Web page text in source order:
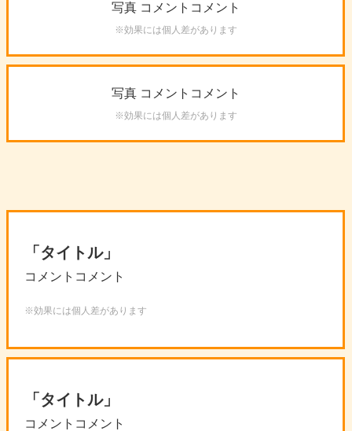
写真 コメントコメント
※効果には個人差があります
写真 コメントコメント
※効果には個人差があります
「タイトル」
コメントコメント
※効果には個人差があります
「タイトル」
コメントコメント